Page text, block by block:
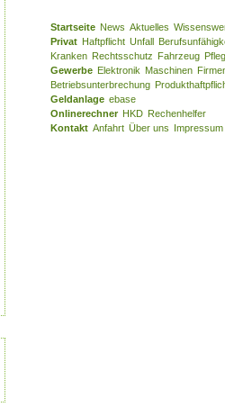
Startseite News Aktuelles
Privat Haftpflicht Unfall
Kranken Rechtsschutz Fahrzeug
Gewerbe Elektronik Maschinen
Betriebsunterbrechung
Geldanlage ebase
Onlinerechner HKD Rechenhelfer
Kontakt Anfahrt Über uns Impressum